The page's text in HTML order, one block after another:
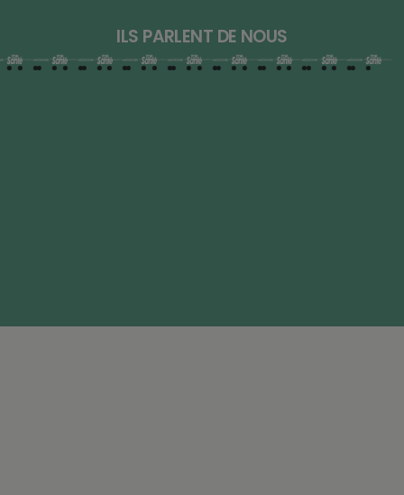
ILS PARLENT DE NOUS